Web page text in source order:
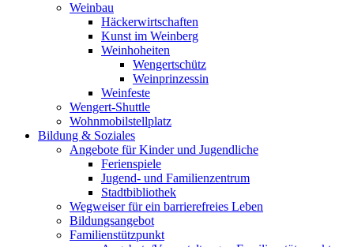
Weinbau
Häckerwirtschaften
Kunst im Weinberg
Weinhoheiten
Wengertschütz
Weinprinzessin
Weinfeste
Wengert-Shuttle
Wohnmobilstellplatz
Bildung & Soziales
Angebote für Kinder und Jugendliche
Ferienspiele
Jugend- und Familienzentrum
Stadtbibliothek
Wegweiser für ein barrierefreies Leben
Bildungsangebot
Familienstützpunkt